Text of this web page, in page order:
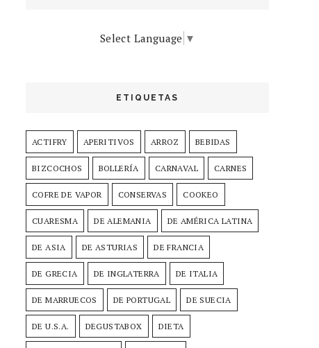
Select Language ▼
ETIQUETAS
ACTIFRY APERITIVOS ARROZ BEBIDAS
BIZCOCHOS BOLLERÍA CARNAVAL CARNES
COFRE DE VAPOR CONSERVAS COOKEO
CUARESMA DE ALEMANIA DE AMÉRICA LATINA
DE ASIA DE ASTURIAS DE FRANCIA
DE GRECIA DE INGLATERRA DE ITALIA
DE MARRUECOS DE PORTUGAL DE SUECIA
DE U.S.A. DEGUSTABOX DIETA